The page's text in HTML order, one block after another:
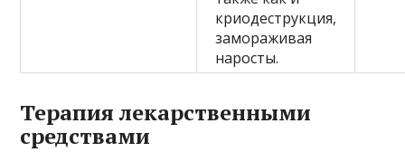
криодеструкция,
замораживая
наросты.
Терапия лекарственными
средствами